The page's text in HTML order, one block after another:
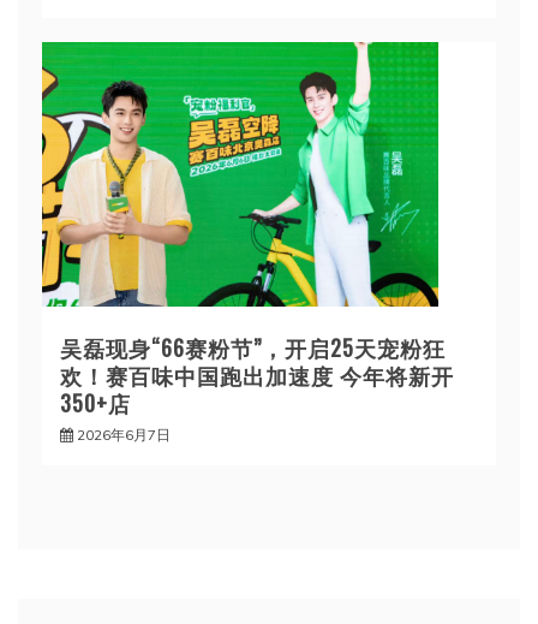
吴磊现身“66赛粉节”，开启25天宠粉狂
欢！赛百味中国跑出加速度 今年将新开
350+店
2026年6月7日